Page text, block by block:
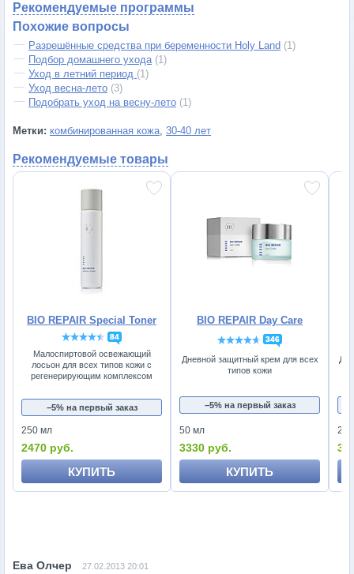
Рекомендуемые программы
Похожие вопросы
Разрешённые средства при беременности Holy Land (1)
Подбор домашнего ухода (1)
Уход в летний период (1)
Уход весна-лето (3)
Подобрать уход на весну-лето (1)
Метки: комбинированная кожа, 30-40 лет
Рекомендуемые товары
BIO REPAIR Special Toner
84
Малоспиртовой освежающий
лосьон для всех типов кожи с
регенерирующим комплексом
−5% на первый заказ
250 мл
2470 руб.
КУПИТЬ
BIO REPAIR Day Care
346
Дневной защитный крем для всех
типов кожи
−5% на первый заказ
50 мл
3330 руб.
КУПИТЬ
27.02.2013 20:01